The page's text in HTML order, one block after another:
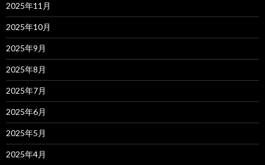
2025年11月
2025年10月
2025年9月
2025年8月
2025年7月
2025年6月
2025年5月
2025年4月